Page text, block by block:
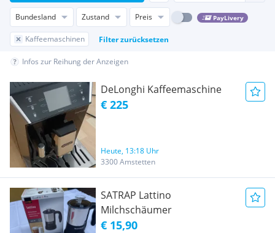
Bundesland Zustand Preis PayLivery
Kaffeemaschinen Filter zurücksetzen
Infos zur Reihung der Anzeigen
DeLonghi Kaffeemaschine
€ 225
Heute, 13:18 Uhr
3300 Amstetten
SATRAP Lattino
Milchschäumer
€ 15,90